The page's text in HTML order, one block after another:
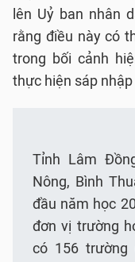
lên Uỷ ban nhân
rằng điều này có
trong bối cảnh
thực hiện sáp
Tỉnh Lâm
Nông, Bình
đầu năm học
đơn vị trường
có 156 trường